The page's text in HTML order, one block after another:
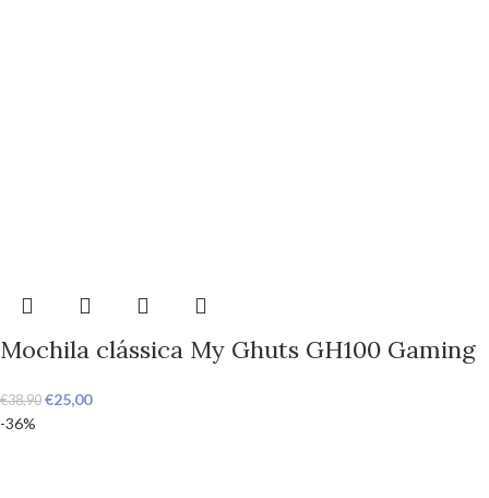
Mochila clássica My Ghuts GH100 Gaming
€38,90 €25,00
-36%